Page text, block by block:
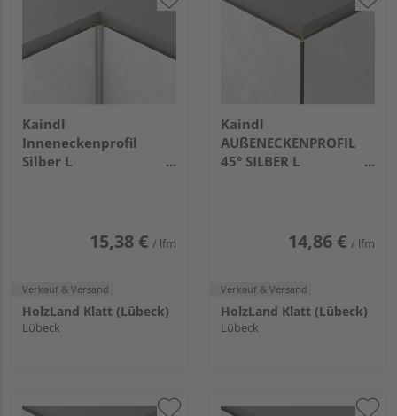
Kaindl
Inneneckenprofil
Silber L
15,38 € / lfm
Verkauf & Versand
HolzLand Klatt (Lübeck)
Lübeck
Kaindl
AUßENECKENPROFIL
45° SILBER L
14,86 € / lfm
Verkauf & Versand
HolzLand Klatt (Lübeck)
Lübeck